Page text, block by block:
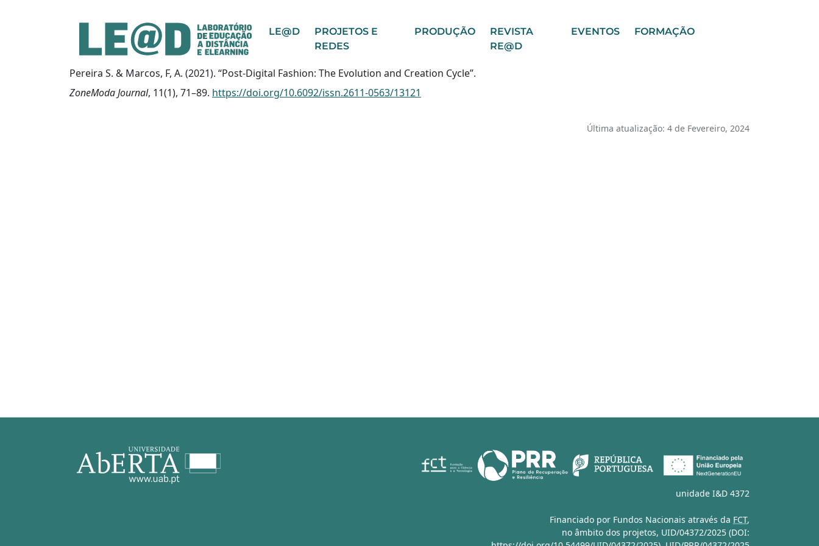
Ir para o conteúdo principal
Informações de acessibilidade LE@D
PROJETOS E
REDES
PRODUÇÃO
REVISTA
RE@D
EVENTOS FORMAÇÃO
Pereira S. & Marcos, F, A. (2021). “Post-Digital Fashion: The Evolution and Creation Cycle”.
ZoneModa Journal, 11(1), 71–89. https://doi.org/10.6092/issn.2611-0563/13121
Última atualização: 4 de Fevereiro, 2024
unidade I&D 4372
Financiado por Fundos Nacionais através da FCT,
no âmbito dos projetos, UID/04372/2025 (DOI: